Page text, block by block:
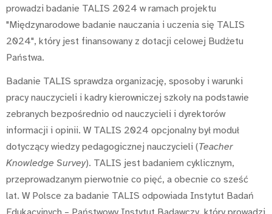
prowadzi badanie TALIS 2024 w ramach projektu
"Międzynarodowe badanie nauczania i uczenia się TALIS
2024", który jest finansowany z dotacji celowej Budżetu
Państwa.
Badanie TALIS sprawdza organizację, sposoby i warunki
pracy nauczycieli i kadry kierowniczej szkoły na podstawie
zebranych bezpośrednio od nauczycieli i dyrektorów
informacji i opinii. W TALIS 2024 opcjonalny był moduł
dotyczący wiedzy pedagogicznej nauczycieli (Teacher
Knowledge Survey). TALIS jest badaniem cyklicznym,
przeprowadzanym pierwotnie co pięć, a obecnie co sześć
lat. W Polsce za badanie TALIS odpowiada Instytut Badań